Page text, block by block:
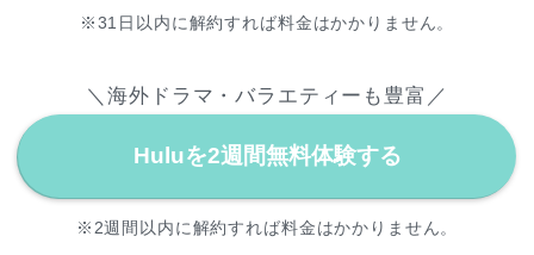
※31日以内に解約すれば料金はかかりません。
＼海外ドラマ・バラエティーも豊富／
Huluを2週間無料体験する
※2週間以内に解約すれば料金はかかりません。